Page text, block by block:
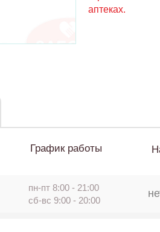
аптеках.
График работы
пн-пт 8:00 - 21:00
сб-вс 9:00 - 20:00